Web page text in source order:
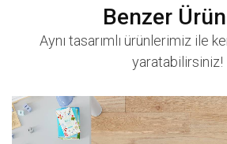
Benzer
Aynı tasarımlı ürünlerimiz ile
yaratabilirsiniz!